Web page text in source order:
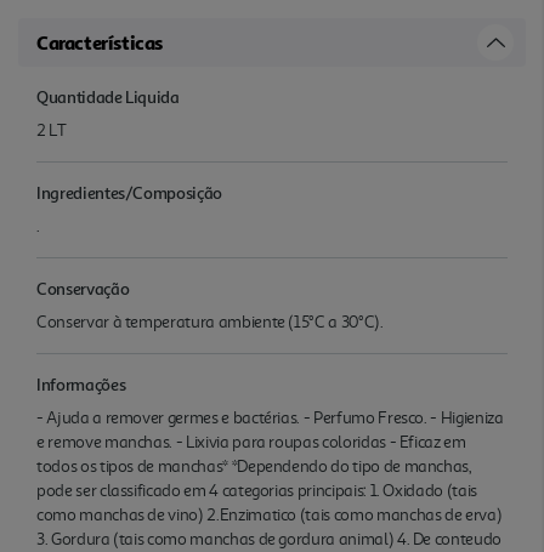
Características
Quantidade Liquida
2 LT
Ingredientes/Composição
.
Conservação
Conservar à temperatura ambiente (15°C a 30°C).
Informações
- Ajuda a remover germes e bactérias. - Perfumo Fresco. - Higieniza
e remove manchas. - Lixivia para roupas coloridas - Eficaz em
todos os tipos de manchas* *Dependendo do tipo de manchas,
pode ser classificado em 4 categorias principais: 1. Oxidado (tais
como manchas de vino) 2.Enzimatico (tais como manchas de erva)
3. Gordura (tais como manchas de gordura animal) 4. De conteudo